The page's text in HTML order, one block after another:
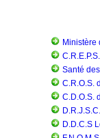
Ministère
Santé
C.R.O.S.
C.D.O.S.
D.D.C.S